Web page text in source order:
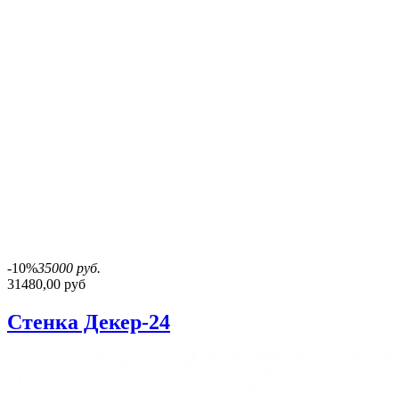
-10%35000 руб.
31480,00 руб
Стенка Декер-24